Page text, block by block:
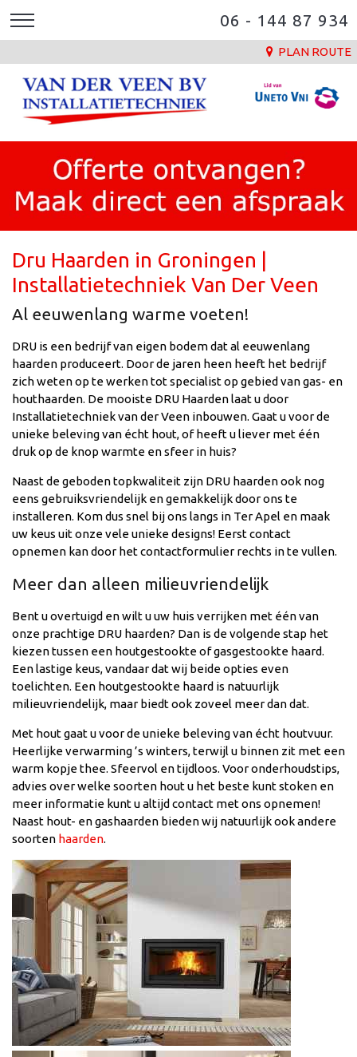
06 - 144 87 934
PLAN ROUTE
Dru Haarden in Groningen |
Installatietechniek Van Der Veen
Al eeuwenlang warme voeten!
DRU is een bedrijf van eigen bodem dat al eeuwenlang
haarden produceert. Door de jaren heen heeft het bedrijf
zich weten op te werken tot specialist op gebied van gas- en
houthaarden. De mooiste DRU Haarden laat u door
Installatietechniek van der Veen inbouwen. Gaat u voor de
unieke beleving van écht hout, of heeft u liever met één
druk op de knop warmte en sfeer in huis?
Naast de geboden topkwaliteit zijn DRU haarden ook nog
eens gebruiksvriendelijk en gemakkelijk door ons te
installeren. Kom dus snel bij ons langs in Ter Apel en maak
uw keus uit onze vele unieke designs! Eerst contact
opnemen kan door het contactformulier rechts in te vullen.
Meer dan alleen milieuvriendelijk
Bent u overtuigd en wilt u uw huis verrijken met één van
onze prachtige DRU haarden? Dan is de volgende stap het
kiezen tussen een houtgestookte of gasgestookte haard.
Een lastige keus, vandaar dat wij beide opties even
toelichten. Een houtgestookte haard is natuurlijk
milieuvriendelijk, maar biedt ook zoveel meer dan dat.
Met hout gaat u voor de unieke beleving van écht houtvuur.
Heerlijke verwarming ’s winters, terwijl u binnen zit met een
warm kopje thee. Sfeervol en tijdloos. Voor onderhoudstips,
advies over welke soorten hout u het beste kunt stoken en
meer informatie kunt u altijd contact met ons opnemen!
Naast hout- en gashaarden bieden wij natuurlijk ook andere
soorten haarden.